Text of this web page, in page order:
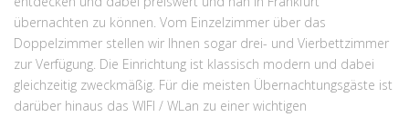
übernachten zu können. Vom Einzelzimmer über das
Doppelzimmer stellen wir Ihnen sogar drei- und Vierbettzimmer
zur Verfügung. Die Einrichtung ist klassisch modern und dabei
gleichzeitig zweckmäßig. Für die meisten Übernachtungsgäste ist
darüber hinaus das WIFI / WLan zu einer wichtigen